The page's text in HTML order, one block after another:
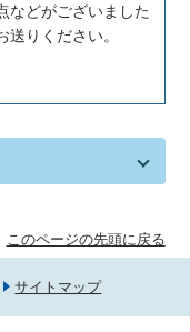
などがございました
送りください。
このページの先頭に戻る
サイトマップ